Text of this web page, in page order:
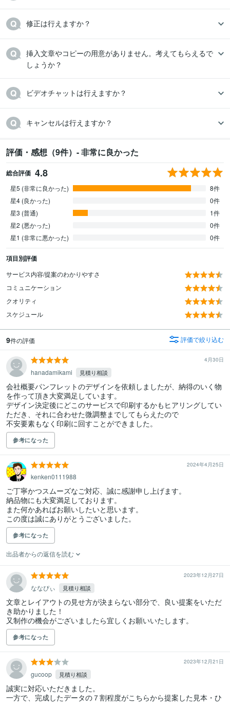
修正は行えますか？
挿入文章やコピーの用意がありません。考えてもらえるで
しょうか？
キャンセルは行えますか？
評価・感想（9件）- 非常に良かった
総合評価 4.8
星5 (非常に良かった)
8件
星4 (良かった)
0件
星3 (普通)
1件
星2 (悪かった)
0件
星1 (非常に悪かった)
0件
項目別評価
サービス内容/提案のわかりやすさ
コミュニケーション
クオリティ
スケジュール
9件の評価 評価で絞り込む
4月30日
hanadamikami 見積り相談
会社概要パンフレットのデザインを依頼しましたが、納得のいく物
を作って頂き大変満足しています。
デザイン決定後にどこのサービスで印刷するかもヒアリングしてい
ただき、それに合わせた微調整までしてもらえたので
不安要素もなく印刷に回すことができました。
参考になった
2024年4月25日
kenken0111988
ご丁寧かつスムーズなご対応、誠に感謝申し上げます。
納品物にも大変満足しております。
また何かあればお願いしたいと思います。
この度は誠にありがとうございました。
参考になった
出品者からの返信を読む
2023年12月27日
ななぴぃ 見積り相談
文章とレイアウトの見せ方が決まらない部分で、良い提案をいただ
き助かりました！
又制作の機会がございましたら宜しくお願いいたします。
参考になった
2023年12月21日
gucoop 見積り相談
誠実に対応いただきました。
一方で、完成したデータの７割程度がこちらから提案した見本・ひ